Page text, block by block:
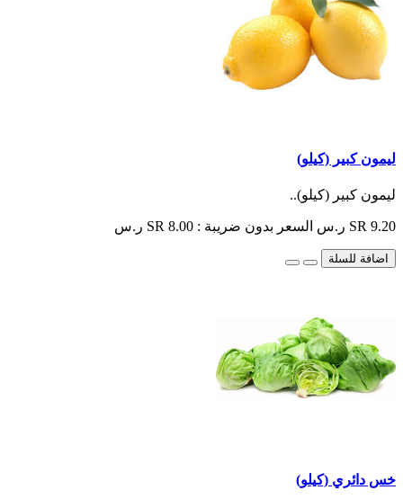
ليمون كبير (كيلو)
ليمون كبير (كيلو)..
SR 9.20 ر.س السعر بدون ضريبة : SR 8.00 ر.س
اضافة للسلة
خس دائري (كيلو)